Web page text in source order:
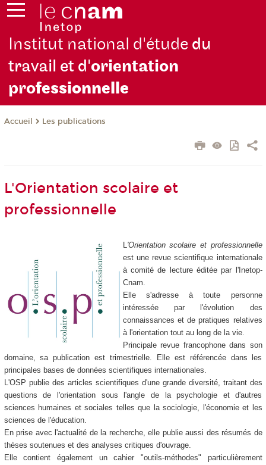
Institut national d'étude du
travail et d'orientation
professionnelle
Accueil Les publications
L'Orientation scolaire et
professionnelle
L'Orientation scolaire et professionnelle
est une revue scientifique internationale
à comité de lecture éditée par l'Inetop-
Cnam.
Elle s'adresse à toute personne
intéressée par l'évolution des
connaissances et de pratiques relatives
à l'orientation tout au long de la vie.
Principale revue francophone dans son
domaine, sa publication est trimestrielle. Elle est référencée dans les
principales bases de données scientifiques internationales.
L'OSP publie des articles scientifiques d'une grande diversité, traitant des
questions de l'orientation sous l'angle de la psychologie et d'autres
sciences humaines et sociales telles que la sociologie, l'économie et les
sciences de l'éducation.
En prise avec l'actualité de la recherche, elle publie aussi des résumés de
thèses soutenues et des analyses critiques d'ouvrage.
Elle contient également un cahier "outils-méthodes" particulièrement